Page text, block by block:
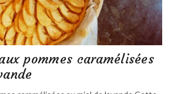
pommes caramélisées